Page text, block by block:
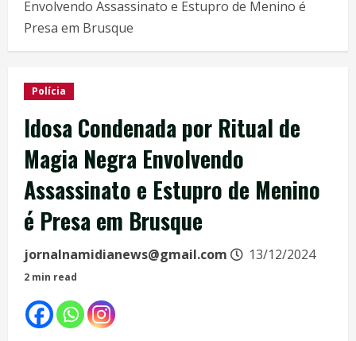
Envolvendo Assassinato e Estupro de Menino é
Presa em Brusque
Polícia
Idosa Condenada por Ritual de
Magia Negra Envolvendo
Assassinato e Estupro de Menino
é Presa em Brusque
jornalnamidianews@gmail.com 13/12/2024
2 min read